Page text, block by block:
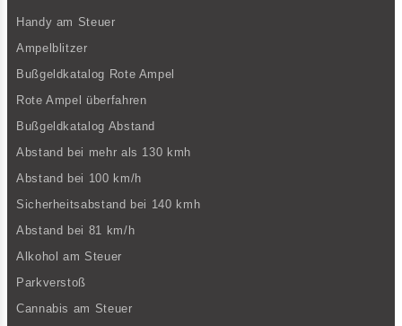
Handy am Steuer
Ampelblitzer
Bußgeldkatalog Rote Ampel
Rote Ampel überfahren
Bußgeldkatalog Abstand
Abstand bei mehr als 130 kmh
Abstand bei 100 km/h
Sicherheitsabstand bei 140 kmh
Abstand bei 81 km/h
Alkohol am Steuer
Parkverstoß
Cannabis am Steuer